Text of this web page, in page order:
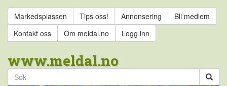
Markedsplassen Tips oss! Annonsering
Bli medlem
Kontakt oss
Om meldal.no Logg inn
www.meldal.no